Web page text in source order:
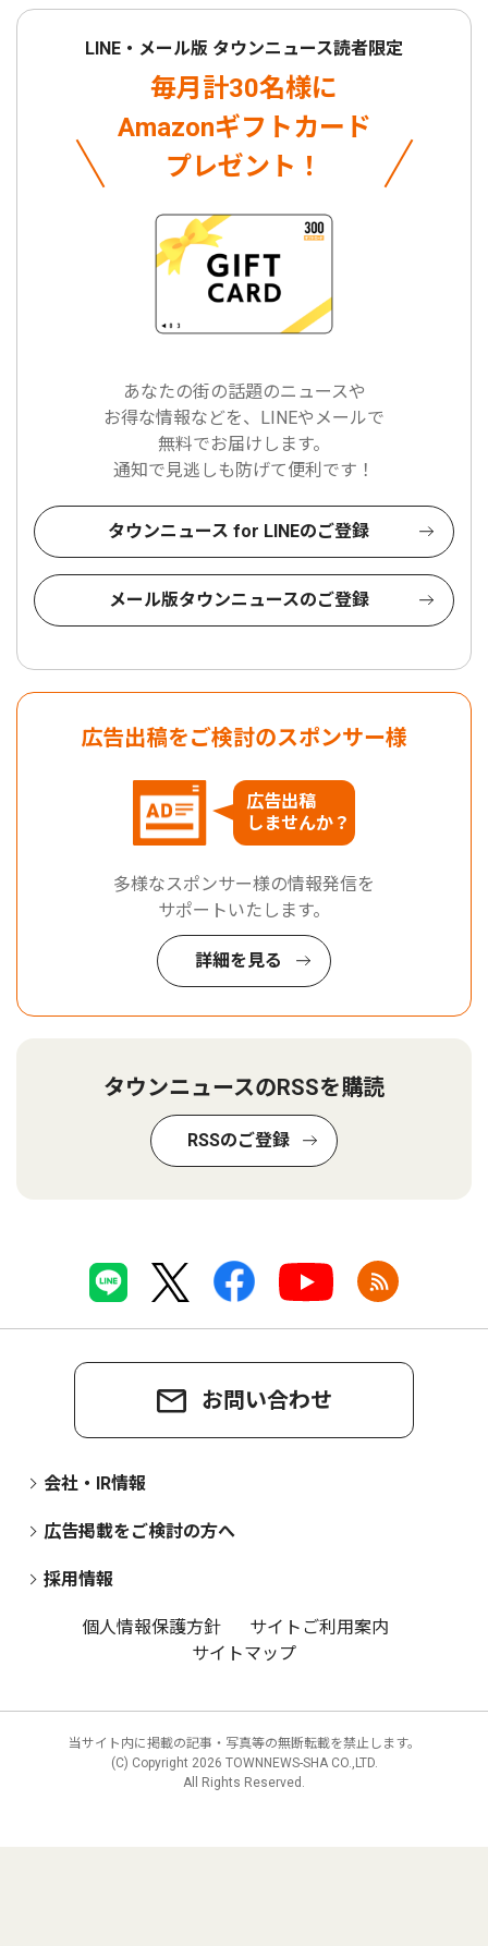
LINE・メール版 タウンニュース読者限定
毎月計30名様に
Amazonギフトカード
プレゼント！
あなたの街の話題のニュースや
お得な情報などを、LINEやメールで
無料でお届けします。
通知で見逃しも防げて便利です！
タウンニュース for LINEのご登録
メール版タウンニュースのご登録
広告出稿をご検討のスポンサー様
広告出稿
しませんか？
多様なスポンサー様の情報発信を
サポートいたします。
詳細を見る
タウンニュースのRSSを購読
RSSのご登録
お問い合わせ
会社・IR情報
広告掲載をご検討の方へ
採用情報
個人情報保護方針
サイトご利用案内
サイトマップ
当サイト内に掲載の記事・写真等の無断転載を禁止します。
(C) Copyright 2026 TOWNNEWS-SHA CO.,LTD.
All Rights Reserved.